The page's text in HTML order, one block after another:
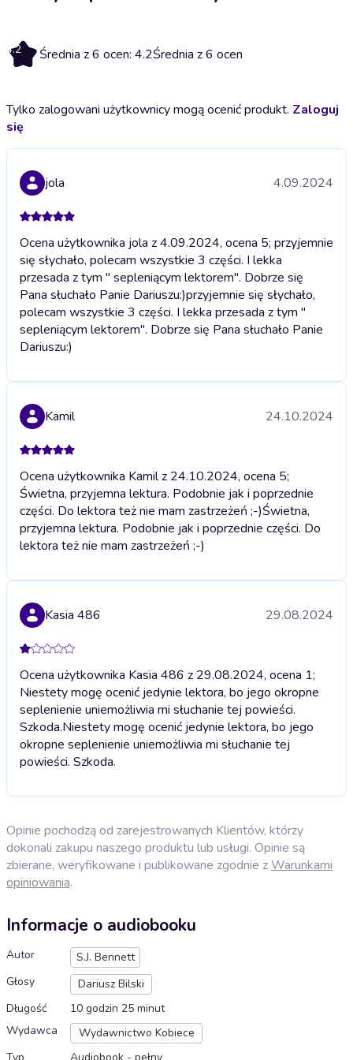
4.2 Średnia z 6 ocen: 4.2Średnia z 6 ocen
Tylko zalogowani użytkownicy mogą ocenić produkt. Zaloguj
się
jola 4.09.2024
Ocena użytkownika jola z 4.09.2024, ocena 5; przyjemnie
się słychało, polecam wszystkie 3 części. I lekka
przesada z tym " sepleniącym lektorem". Dobrze się
Pana słuchało Panie Dariuszu:)przyjemnie się słychało,
polecam wszystkie 3 części. I lekka przesada z tym "
sepleniącym lektorem". Dobrze się Pana słuchało Panie
Dariuszu:)
Kamil 24.10.2024
Ocena użytkownika Kamil z 24.10.2024, ocena 5;
Świetna, przyjemna lektura. Podobnie jak i poprzednie
części. Do lektora też nie mam zastrzeżeń ;-)Świetna,
przyjemna lektura. Podobnie jak i poprzednie części. Do
lektora też nie mam zastrzeżeń ;-)
Kasia 486 29.08.2024
Ocena użytkownika Kasia 486 z 29.08.2024, ocena 1;
Niestety mogę ocenić jedynie lektora, bo jego okropne
seplenienie uniemożliwia mi słuchanie tej powieści.
Szkoda.Niestety mogę ocenić jedynie lektora, bo jego
okropne seplenienie uniemożliwia mi słuchanie tej
powieści. Szkoda.
Opinie pochodzą od zarejestrowanych Klientów, którzy
dokonali zakupu naszego produktu lub usługi. Opinie są
zbierane, weryfikowane i publikowane zgodnie zWarunkami
opiniowania.
Informacje o audiobooku
Autor
S.J. Bennett
Głosy
Dariusz Bilski
Długość
10 godzin 25 minut
Wydawca
Wydawnictwo Kobiece